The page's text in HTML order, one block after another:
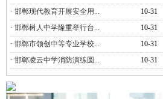
· 邯郸现代教育开展安全用...
10-31
· 邯郸树人中学隆重举行台...
10-31
· 邯郸市领创中等专业学校...
10-31
· 邯郸凌云中学消防演练圆... 10-31